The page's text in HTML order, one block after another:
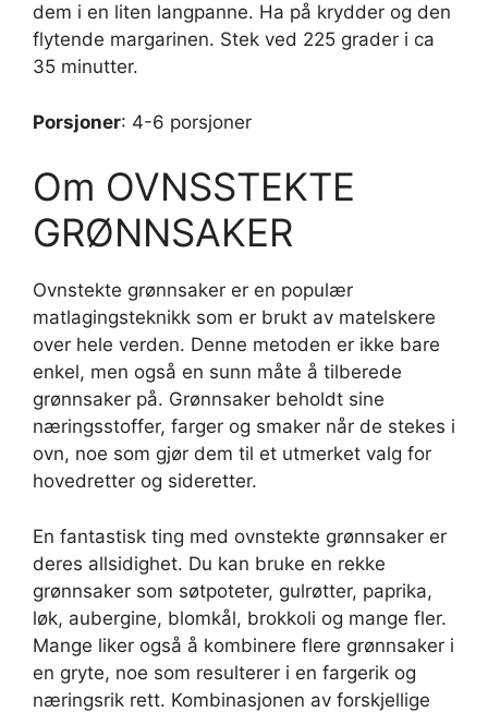
dem i en liten langpanne. Ha på krydder og den
flytende margarinen. Stek ved 225 grader i ca
35 minutter.
Porsjoner: 4-6 porsjoner
Om OVNSSTEKTE
GRØNNSAKER
Ovnstekte grønnsaker er en populær
matlagingsteknikk som er brukt av matelskere
over hele verden. Denne metoden er ikke bare
enkel, men også en sunn måte å tilberede
grønnsaker på. Grønnsaker beholdt sine
næringsstoffer, farger og smaker når de stekes i
ovn, noe som gjør dem til et utmerket valg for
hovedretter og sideretter.
En fantastisk ting med ovnstekte grønnsaker er
deres allsidighet. Du kan bruke en rekke
grønnsaker som søtpoteter, gulrøtter, paprika,
løk, aubergine, blomkål, brokkoli og mange fler.
Mange liker også å kombinere flere grønnsaker i
en gryte, noe som resulterer i en fargerik og
næringsrik rett. Kombinasjonen av forskjellige